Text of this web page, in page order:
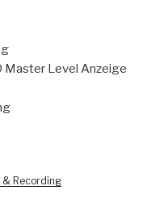
Master Level Anzeige
& Recording